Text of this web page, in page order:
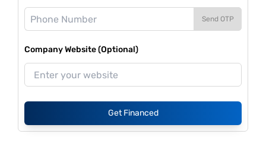
Send OTP
Company Website (Optional)
Get Financed